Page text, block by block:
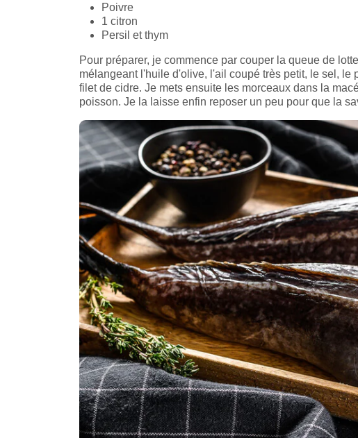
Poivre
1 citron
Persil et thym
Pour préparer, je commence par couper la queue de
mélangeant l'huile d'olive, l'ail coupé très petit, le sel,
filet de cidre. Je mets ensuite les morceaux dans la
poisson. Je la laisse enfin reposer un peu pour que la